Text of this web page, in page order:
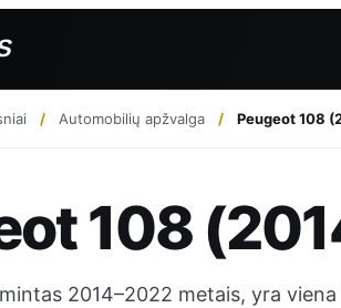
Automobilių apžvalga Peugeot 108
108
2014–2022 metais, yra